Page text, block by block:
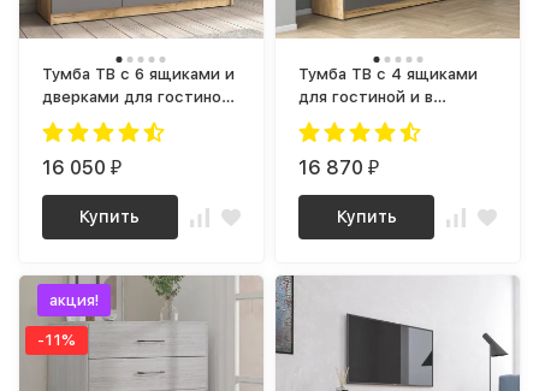
Тумба ТВ с 6 ящиками и
дверками для гостиной
и в прихожую в стиле
ЛОФТ Тб-22 СИТИ ЛДСП
серый графит / дуб
16 050₽
Купить
Тумба ТВ с 4 ящиками
для гостиной и в
прихожую в стиле LOFT
Тб-23 СИТИ ЛДСП
серый Графит / дуб
16 870₽
Купить
акция!
-11%